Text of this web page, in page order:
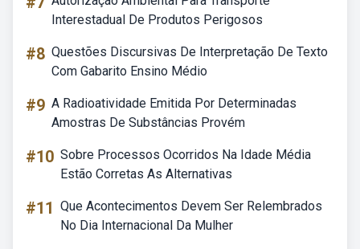
Interestadual De Produtos Perigosos
#8 Questões Discursivas De Interpretação De Texto
Com Gabarito Ensino Médio
#9 A Radioatividade Emitida Por Determinadas
Amostras De Substâncias Provém
#10 Sobre Processos Ocorridos Na Idade Média
Estão Corretas As Alternativas
#11 Que Acontecimentos Devem Ser Relembrados
No Dia Internacional Da Mulher